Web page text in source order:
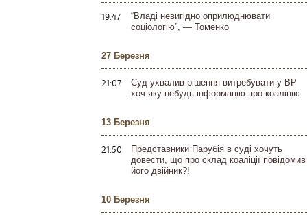
19:47
“Владі невигідно оприлюднювати
соціологію”, — Томенко
27 Березня
21:07
Суд ухвалив рішення витребувати у ВР
хоч яку-небудь інформацію про коаліцію
13 Березня
21:50
Представники Парубія в суді хочуть
довести, що про склад коаліції повідомив
його двійник?!
10 Березня